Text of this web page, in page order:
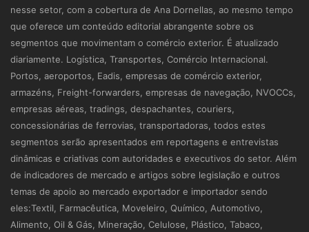
nesse setor, com a cobertura de Ana Dornellas, ao mesmo tempo
que oferece um conteúdo editorial abrangente sobre os
segmentos que movimentam o comércio exterior. É atualizado
diariamente. Logística, Transportes, Comércio Internacional.
Portos, aeroportos, Eadis, empresas de comércio exterior,
armazéns, Freight-forwarders, empresas de navegação, NVOCCs,
empresas aéreas, tradings, despachantes, couriers,
concessionárias de ferrovias, transportadoras, todos estes
segmentos serão apresentados em reportagens e entrevistas
dinâmicas e criativas com autoridades e executivos do setor. Além
de indicadores de mercado e artigos sobre legislação e outros
temas de apoio ao mercado exportador e importador sendo
eles:Textil, Farmacêutica, Moveleiro, Químico, Automotivo,
Alimento, Oil & Gás, Mineração, Celulose, Plástico, Tabaco,